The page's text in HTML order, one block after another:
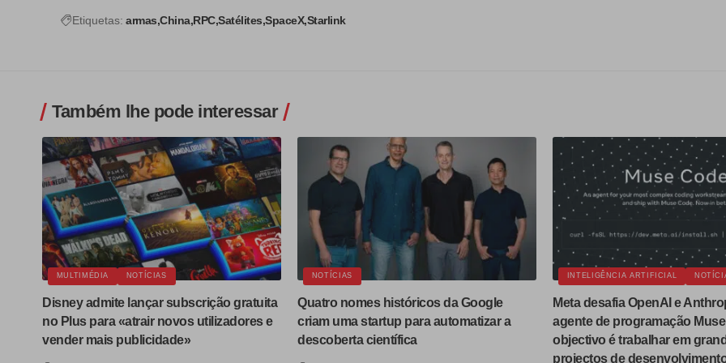
Etiquetas: armas China RPC Satélites SpaceX Starlink
Também lhe pode interessar
MULTIMÉDIA NOTÍCIAS
Disney admite lançar subscrição gratuita
no Plus para «atrair novos utilizadores e
vender mais publicidade»
NOTÍCIAS
Quatro nomes históricos da Google
criam uma startup para automatizar a
descoberta científica
INTELIGÊNCIA ARTIFICIAL
Meta desafia OpenAI e
agente de programação
objectivo é trabalhar em
projectos de